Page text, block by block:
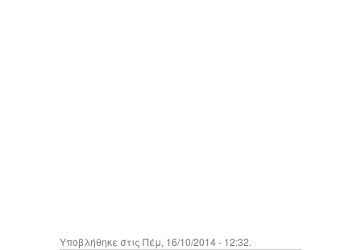
Υποβλήθηκε στις Πέμ, 16/10/2014 - 12:32.